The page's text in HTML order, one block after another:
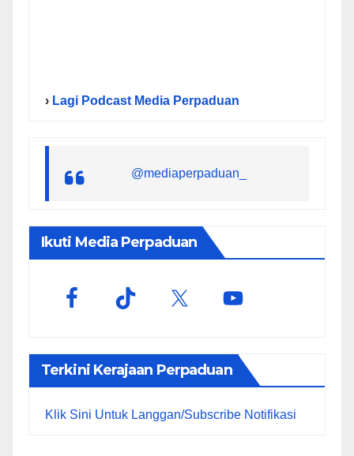
› Lagi Podcast Media Perpaduan
@mediaperpaduan_
Ikuti Media Perpaduan
Terkini Kerajaan Perpaduan
Klik Sini Untuk Langgan/Subscribe Notifikasi